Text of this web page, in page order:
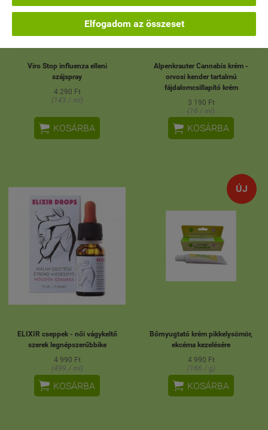
Elfogadom az összeset
Viro Stop influenza elleni
szájspray
4 290 Ft
(143 / ml)
 KOSÁRBA
Alpenkrauter Cannabis krém -
orvosi kender tartalmú
fájdalomcsillapító krém
3 190 Ft
(16 / ml)
 KOSÁRBA
ELIXIR cseppek - női vágykeltő
szerek legnépszerűbbike
4 990 Ft
(499 / ml)
 KOSÁRBA
ÚJ
Bőrnyugtató krém pikkelysömör,
ekcéma kezelésére
4 990 Ft
(166 / g)
 KOSÁRBA